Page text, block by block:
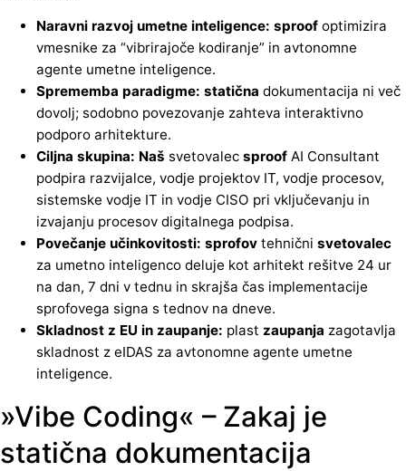
Naravni razvoj umetne inteligence: sproof optimizira
vmesnike za “vibrirajoče kodiranje” in avtonomne
agente umetne inteligence.
Sprememba paradigme: statična dokumentacija ni več
dovolj; sodobno povezovanje zahteva interaktivno
podporo arhitekture.
Ciljna skupina: Naš svetovalec sproof AI Consultant
podpira razvijalce, vodje projektov IT, vodje procesov,
sistemske vodje IT in vodje CISO pri vključevanju in
izvajanju procesov digitalnega podpisa.
Povečanje učinkovitosti: sprofov tehnični svetovalec
za umetno inteligenco deluje kot arhitekt rešitve 24 ur
na dan, 7 dni v tednu in skrajša čas implementacije
sprofovega signa s tednov na dneve.
Skladnost z EU in zaupanje: plast zaupanja zagotavlja
skladnost z eIDAS za avtonomne agente umetne
inteligence.
»Vibe Coding« – Zakaj je
statična dokumentacija